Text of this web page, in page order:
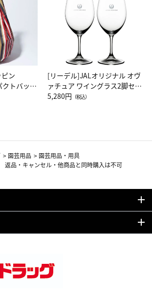
ン
トバッグ
LC）ス
[リーデル]JALオリジナル オヴ
ァチュア ワイングラス2脚セッ
ト（レッドワイン）
5,280円 （税込）
> 園芸用品 > 園芸用品・用具
返品・キャンセル・他商品と同時購入は不可